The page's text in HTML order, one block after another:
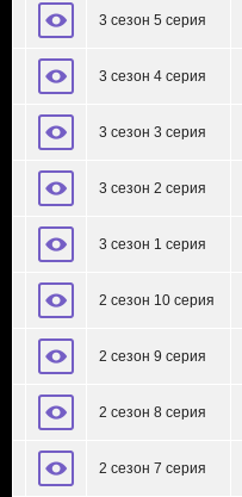
3 сезон 5 серия
3 сезон 4 серия
3 сезон 3 серия
3 сезон 2 серия
3 сезон 1 серия
2 сезон 10 серия
2 сезон 9 серия
2 сезон 8 серия
2 сезон 7 серия